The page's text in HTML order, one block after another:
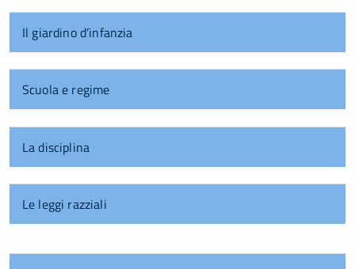
Il giardino d’infanzia
Scuola e regime
La disciplina
Le leggi razziali